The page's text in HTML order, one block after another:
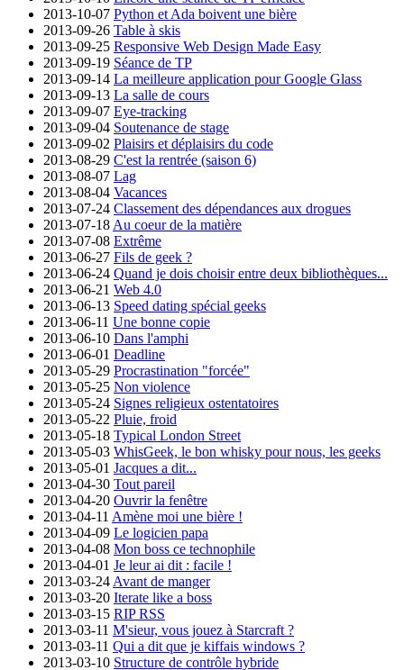
2013-10-07 Python et Ada boivent une bière
2013-09-26 Table à skis
2013-09-25 Responsive Web Design Made Easy
2013-09-19 Séance de TP
2013-09-14 La meilleure application pour Google Glass
2013-09-13 La salle de cours
2013-09-07 Eye-tracking
2013-09-04 Soutenance de stage
2013-09-02 Plaisirs et déplaisirs du code
2013-08-29 C'est la rentrée (saison 6)
2013-08-07 Lag
2013-08-04 Vacances
2013-07-24 Classement des dépendances aux drogues
2013-07-18 Au coeur de la matière
2013-07-08 Extrême
2013-06-27 Fils de geek ?
2013-06-24 Quand je dois choisir entre deux bibliothèques...
2013-06-21 Web 4.0
2013-06-13 Speed dating spécial geeks
2013-06-11 Une bonne copie
2013-06-10 Dans l'amphi
2013-06-01 Deadline
2013-05-29 Procrastination "forcée"
2013-05-25 Non violence
2013-05-24 Signes religieux ostentatoires
2013-05-22 Pluie, froid
2013-05-18 Typical London Street
2013-05-03 WhisGeek, le bon whisky pour nous, les geeks
2013-05-01 Jacques a dit...
2013-04-30 Tout pareil
2013-04-20 Ouvrir la fenêtre
2013-04-11 Amène moi une bière !
2013-04-09 Le logicien papa
2013-04-08 Mon boss ce technophile
2013-04-01 Je leur ai dit : facile !
2013-03-24 Avant de manger
2013-03-20 Iterate like a boss
2013-03-15 RIP RSS
2013-03-11 M'sieur, vous jouez à Starcraft ?
2013-03-11 Qui a dit que je kiffais windows ?
2013-03-10 Structure de contrôle hybride